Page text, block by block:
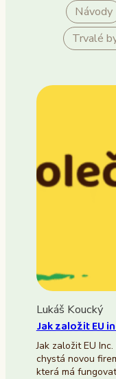
Návody
Trvalé
Lukáš Koucký
Jak založit EU
Jak založit EU
chystá novou
která má